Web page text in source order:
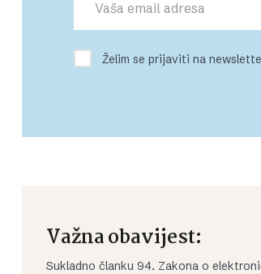
Želim se prijaviti na
Važna obavijest:
Sukladno članku 94. Zakona o